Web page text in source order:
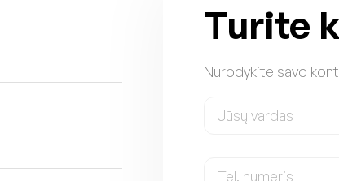
Turite
Nurodykite savo